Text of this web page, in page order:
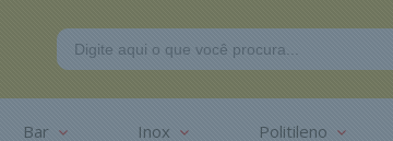
Bar Inox Politileno